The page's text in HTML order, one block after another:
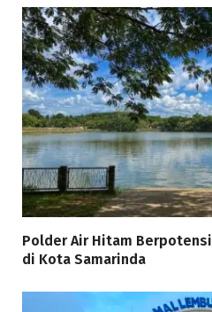
Polder Air Hitam
di Kota Samarinda